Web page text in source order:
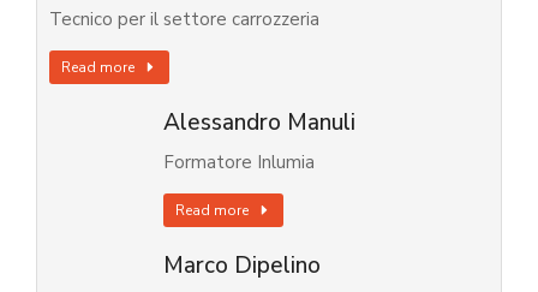
Tecnico per il settore carrozzeria
Read more
Alessandro Manuli
Formatore Inlumia
Read more
Marco Dipelino